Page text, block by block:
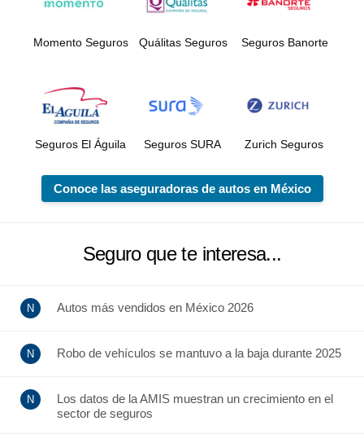
Momento Seguros Quálitas Seguros Seguros Banorte
Seguros El Águila Seguros SURA Zurich Seguros
Conoce las aseguradoras de autos en México
Seguro que te interesa...
Autos más vendidos en México 2026
Robo de vehículos se mantuvo a la baja durante 2025
Los datos de la AMIS muestran un crecimiento en el
sector de seguros